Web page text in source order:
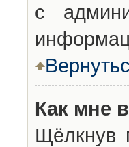
с
Как мне
Щёлкнув